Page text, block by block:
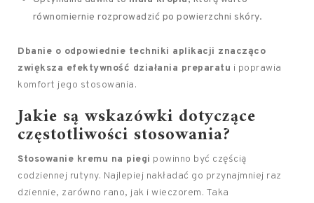
równomiernie rozprowadzić po powierzchni skóry.
Dbanie o odpowiednie techniki aplikacji znacząco
zwiększa efektywność działania preparatu i poprawia
komfort jego stosowania.
Jakie są wskazówki dotyczące
częstotliwości stosowania?
Stosowanie kremu na piegi powinno być częścią
codziennej rutyny. Najlepiej nakładać go przynajmniej raz
dziennie, zarówno rano, jak i wieczorem. Taka